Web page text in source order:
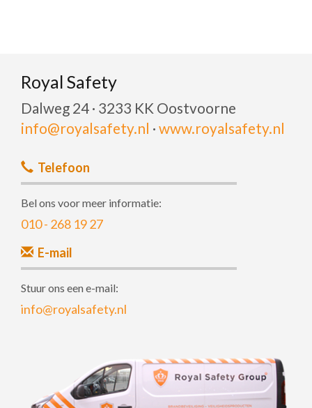
Royal Safety
Dalweg 24 · 3233 KK Oostvoorne
info@royalsafety.nl · www.royalsafety.nl
Telefoon
Bel ons voor meer informatie:
010 - 268 19 27
E-mail
Stuur ons een e-mail:
info@royalsafety.nl